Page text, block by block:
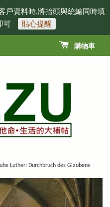
戶資料時,將抬頭與統編同時填
可
貼心提醒
購物車
Luther: Durchbruch des Glaubens